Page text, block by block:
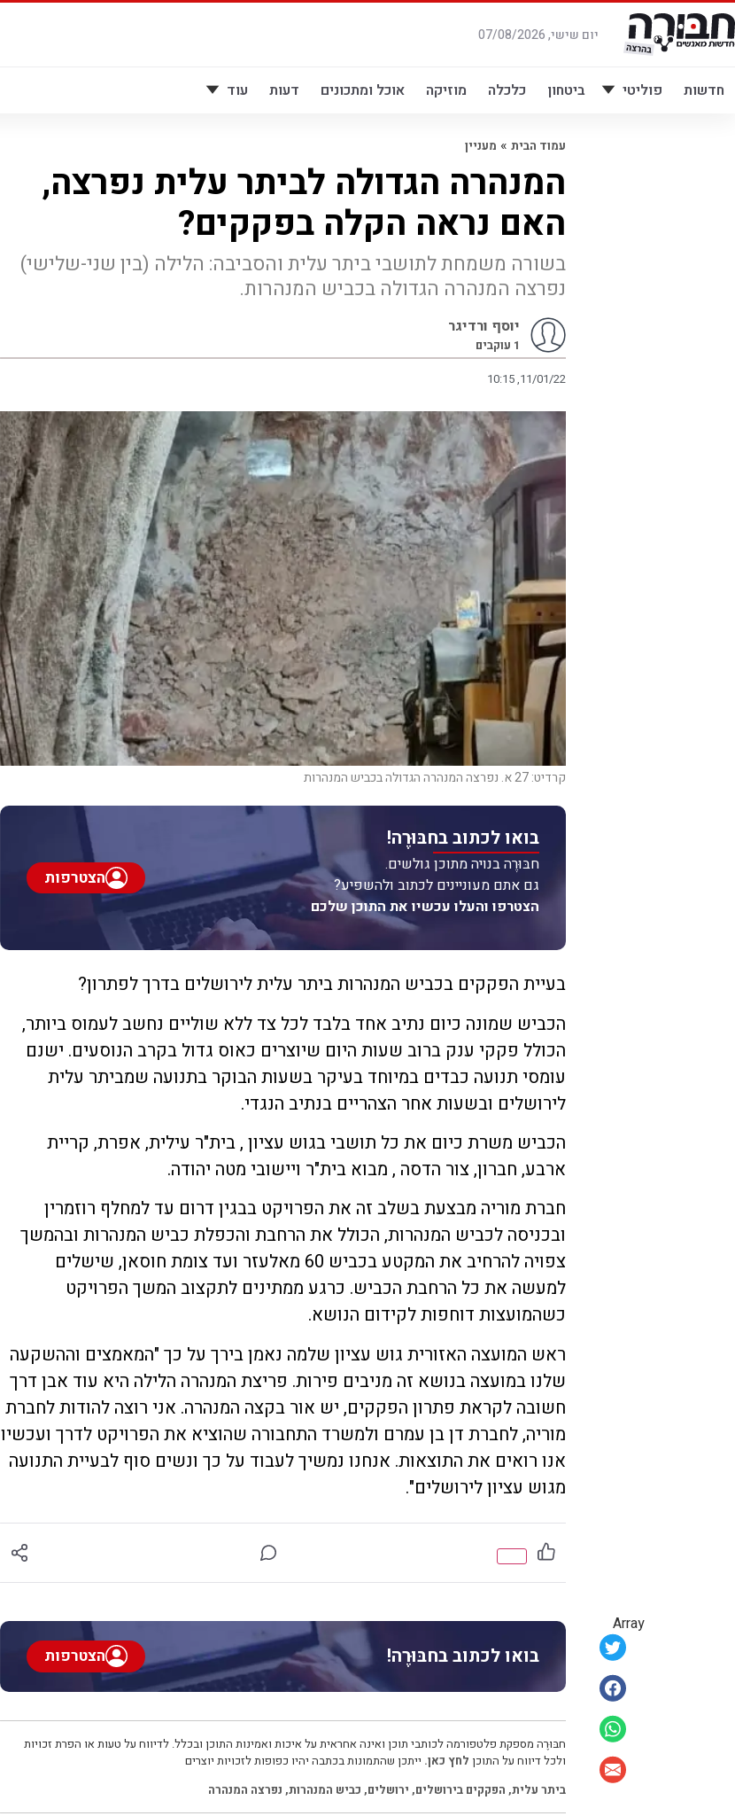
דלג
לתוכן
יום שישי, 07/08/2026
חדשות פוליטי ביטחון כלכלה מוזיקה אוכל ומתכונים דעות עוד
Array
עמוד הבית » מעניין
המנהרה הגדולה לביתר עלית נפרצה,
האם נראה הקלה בפקקים?
בשורה משמחת לתושבי ביתר עלית והסביבה: הלילה (בין שני-שלישי)
נפרצה המנהרה הגדולה בכביש המנהרות.
יוסף ורדיגר
1 עוקבים
10:15 ,11/01/22
קרדיט: 27 א. נפרצה המנהרה הגדולה בכביש המנהרות
בואו לכתוב בחבּוּרֶה!
חבּוּרֶה בנויה מתוכן גולשים.
גם אתם מעוניינים לכתוב ולהשפיע?
הצטרפו והעלו עכשיו את התוכן שלכם
הצטרפות
בעיית הפקקים בכביש המנהרות ביתר עלית לירושלים בדרך לפתרון?
הכביש שמונה כיום נתיב אחד בלבד לכל צד ללא שוליים נחשב לעמוס ביותר,
הכולל פקקי ענק ברוב שעות היום שיוצרים כאוס גדול בקרב הנוסעים. ישנם
עומסי תנועה כבדים במיוחד בעיקר בשעות הבוקר בתנועה שמביתר עלית
לירושלים ובשעות אחר הצהריים בנתיב הנגדי.
הכביש משרת כיום את כל תושבי בגוש עציון , בית"ר עילית, אפרת, קריית
ארבע, חברון, צור הדסה , מבוא בית"ר ויישובי מטה יהודה.
חברת מוריה מבצעת בשלב זה את הפרויקט בבגין דרום עד למחלף רוזמרין
ובכניסה לכביש המנהרות, הכולל את הרחבת והכפלת כביש המנהרות ובהמשך
צפויה להרחיב את המקטע בכביש 60 מאלעזר ועד צומת חוסאן, שישלים
למעשה את כל הרחבת הכביש. כרגע ממתינים לתקצוב המשך הפרויקט
כשהמועצות דוחפות לקידום הנושא.
ראש המועצה האזורית גוש עציון שלמה נאמן בירך על כך "המאמצים וההשקעה
שלנו במועצה בנושא זה מניבים פירות. פריצת המנהרה הלילה היא עוד אבן דרך
חשובה לקראת פתרון הפקקים, יש אור בקצה המנהרה. אני רוצה להודות לחברת
מוריה, לחברת דן בן עמרם ולמשרד התחבורה שהוציא את הפרויקט לדרך ועכשיו
אנו רואים את התוצאות. אנחנו נמשיך לעבוד על כך ונשים סוף לבעיית התנועה
מגוש עציון לירושלים".
בואו לכתוב בחבּוּרֶה! הצטרפות
חבּוּרֶה מספקת פלטפורמה לכותבי תוכן ואינה אחראית על איכות ואמינות התוכן ובכלל. לדיווח על טעות או הפרת זכויות
ולכל דיווח על התוכן לחץ כאן. ייתכן שהתמונות בכתבה יהיו כפופות לזכויות יוצרים
ביתר עלית, הפקקים בירושלים, ירושלים, כביש המנהרות, נפרצה המנהרה